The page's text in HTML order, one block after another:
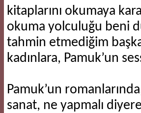
kitaplarını okumaya
okuma yolculuğu beni
tahmin etmediğim
kadınlara, Pamuk’un
​Pamuk’un
sanat, ne yapmalı